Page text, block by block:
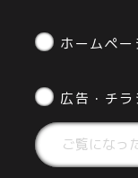
ホームペー
広告・チラ